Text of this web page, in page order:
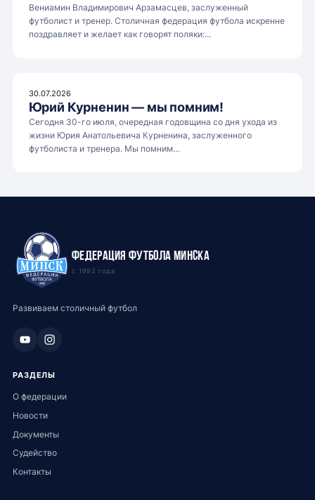
Вениамин Владимирович Арзамасцев, заслуженный
футболист и тренер. Столичная федерация футбола искренне
поздравляет и желает как говорят поляки:...
30.07.2026
Юрий Курненин — мы помним!
Сегодня 30-го июля, очередная годовщина со дня ухода из
жизни Юрия Анатольевича Курненина, заслуженного
футболиста и тренера. Мы помним…
Федерация футбола Минска
с 1992 года
Развиваем столичный футбол
РАЗДЕЛЫ
О федерации
Новости
Документы
Судейство
Контакты